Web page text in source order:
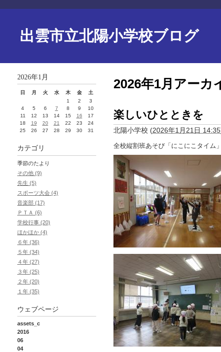
出雲市立北陽小学校ブログ
2026年1月アーカ
楽しいひとときを
北陽小学校 (2026年1月21日 14:35
全校縦割班あそび「にこにこタイム
2026年1月
日 月 火 水 木 金
土
1
2
3
4
5 6 7 8 9
10
11
12 13 14 15 16
17
18
19 20 21 22 23
24
25
26 27 28 29 30 31
カテゴリ
季節のたより
その他 (9)
先生 (5)
スポーツ大会 (4)
音楽部 (17)
ＰＴＡ (6)
学校行事 (20)
ほかほか (4)
６年 (36)
５年 (34)
４年 (27)
３年 (25)
２年 (20)
１年 (35)
ウェブページ
assets_c
2016
06
04